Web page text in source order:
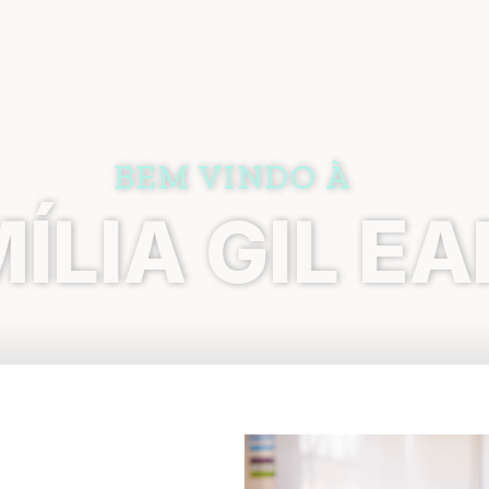
BEM VINDO À
GIL